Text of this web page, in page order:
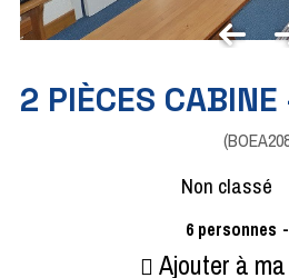
2 PIÈCES
(
Non classé
6 personnes
Ajouter à